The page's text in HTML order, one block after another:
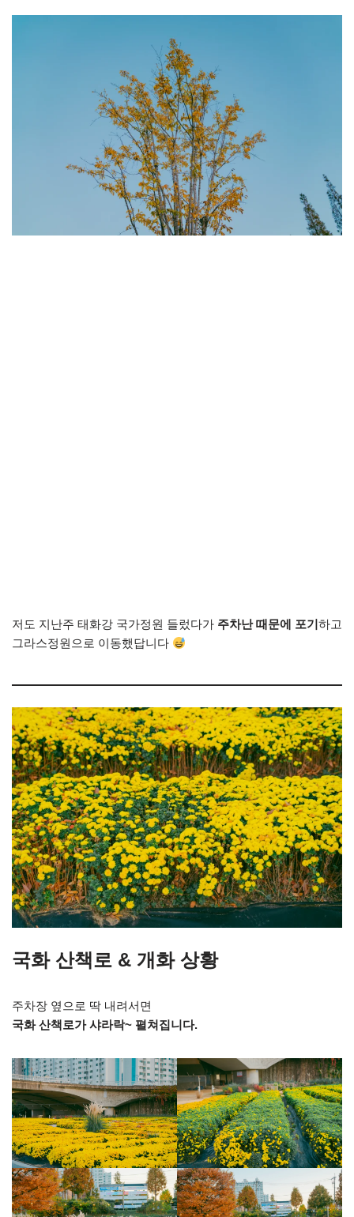
저도 지난주 태화강 국가정원 들렀다가 주차난 때문에 포기하고
그라스정원으로 이동했답니다
국화 산책로 & 개화 상황
주차장 옆으로 딱 내려서면
국화 산책로가 샤라락~ 펼쳐집니다.